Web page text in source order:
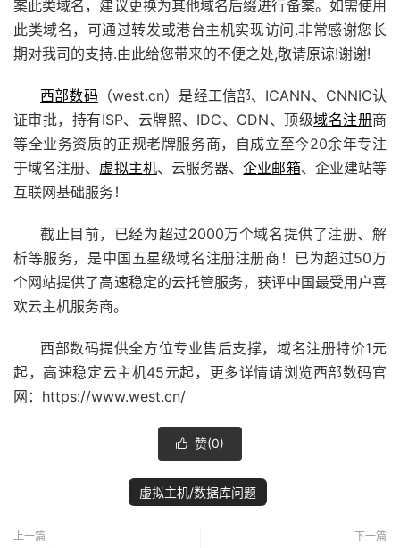
案此类域名，建议更换为其他域名后缀进行备案。如需使用
此类域名，可通过转发或港台主机实现访问.非常感谢您长
期对我司的支持.由此给您带来的不便之处,敬请原谅!谢谢!
西部数码 （west.cn）是经工信部、ICANN、CNNIC认
证审批，持有ISP、云牌照、IDC、CDN、顶级域名注册商
等全业务资质的正规老牌服务商，自成立至今20余年专注
于域名注册、 虚拟主机、云服务器、企业邮箱、企业建站等
互联网基础服务！
截止目前，已经为超过2000万个域名提供了注册、解
析等服务，是中国五星级域名注册注册商！已为超过50万
个网站提供了高速稳定的云托管服务，获评中国最受用户喜
欢云主机服务商。
西部数码提供全方位专业售后支撑，域名注册特价1元
起，高速稳定云主机45元起，更多详情请浏览西部数码官
网：https://www.west.cn/
 赞(0)
虚拟主机/数据库问题
上一篇 下一篇